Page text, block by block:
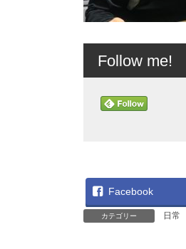
Follow me!
Facebook
カテゴリー 日常